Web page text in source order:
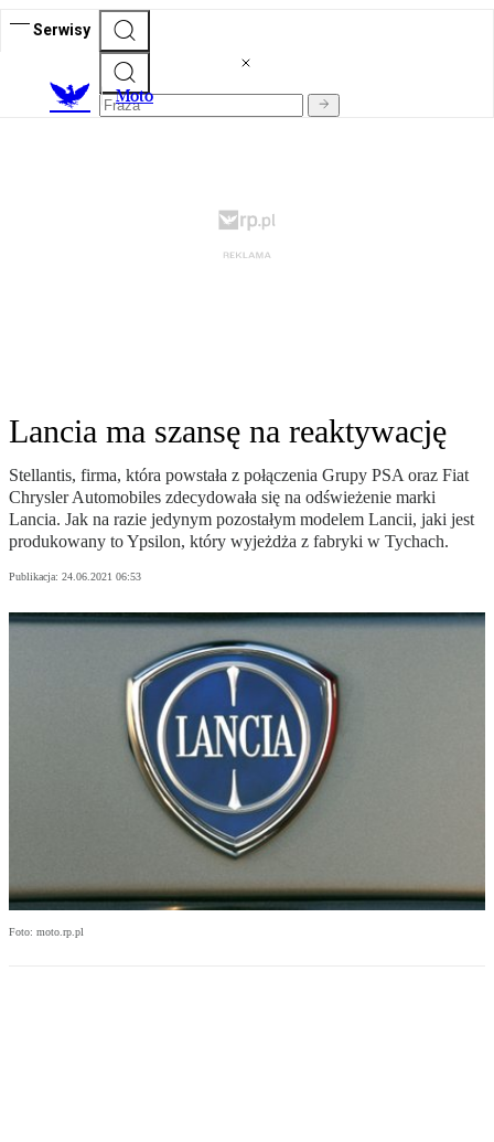
Serwisy
Moto
Lancia ma szansę na reaktywację
Stellantis, firma, która powstała z połączenia Grupy PSA oraz Fiat
Chrysler Automobiles zdecydowała się na odświeżenie marki
Lancia. Jak na razie jedynym pozostałym modelem Lancii, jaki jest
produkowany to Ypsilon, który wyjeżdża z fabryki w Tychach.
Publikacja: 24.06.2021 06:53
Foto: moto.rp.pl